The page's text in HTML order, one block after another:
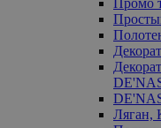
Ляган,